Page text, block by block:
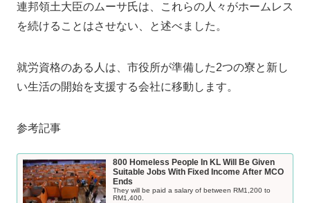
連邦領土大臣のムーサ氏は、これらの人々がホームレス
を続けることはさせない、と述べました。
就労資格のある人は、市役所が準備した2つの寮と新し
い生活の開始を支援する会社に移動します。
参考記事
800 Homeless People In KL Will Be Given
Suitable Jobs With Fixed Income After MCO
Ends
They will be paid a salary of between RM1,200 to
RM1,400.